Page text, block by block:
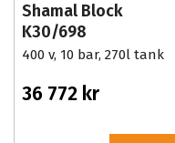
Shamal Block
K30/698
400 v, 10 bar, 270l tank
36 772 kr